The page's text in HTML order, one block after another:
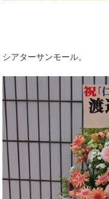
シアターサンモール。